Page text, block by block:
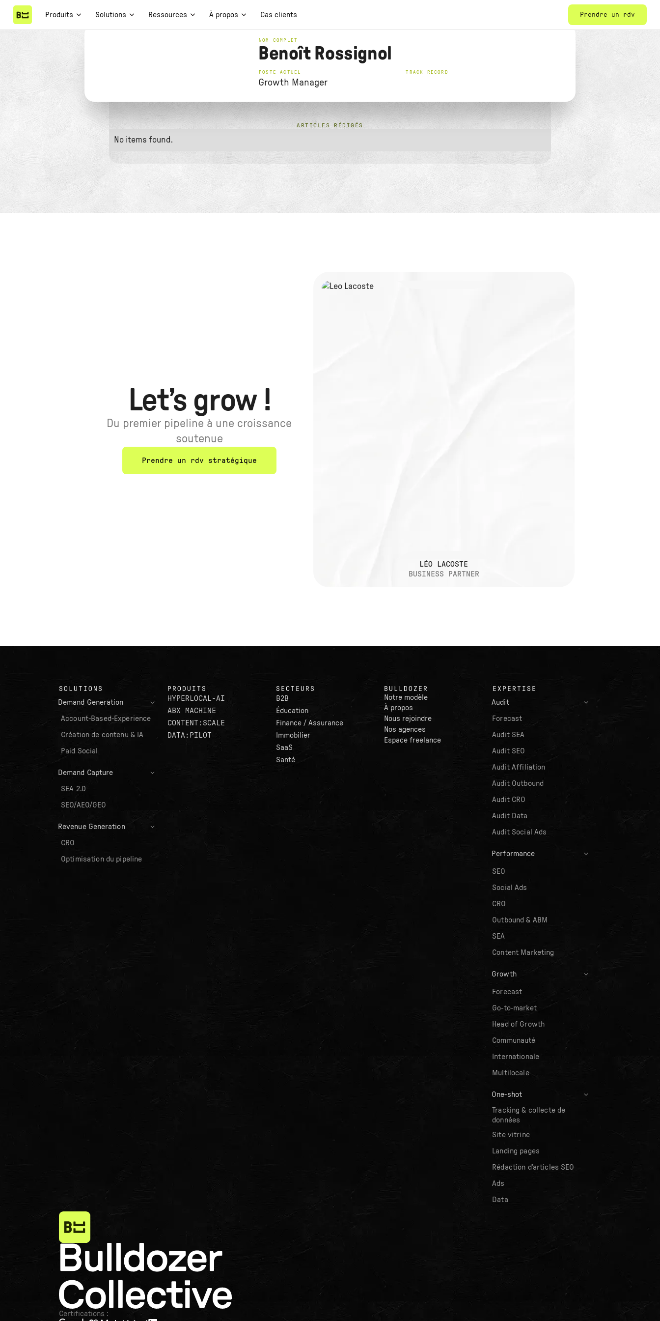
Produits Solutions Ressources À propos Cas clients Prendre un rdv
NOM COMPLET
Benoît Rossignol
POSTE ACTUEL
Growth Manager
TRACK RECORD
ARTICLES RÉDIGÉS
No items found.
Let’s grow !
Du premier pipeline à une croissance
soutenue
Prendre un rdv stratégique
LÉO LACOSTE
BUSINESS PARTNER
SOLUTIONS
Demand Generation
Account-Based-Experience
Création de contenu & IA
Paid Social
Demand Capture
SEA 2.0
SEO/AEO/GEO
Revenue Generation
CRO
Optimisation du pipeline
PRODUITS
HYPERLOCAL-AI
ABX MACHINE
CONTENT:SCALE
DATA:PILOT
SECTEURS
B2B
Éducation
Finance / Assurance
Immobilier
SaaS
Santé
BULLDOZER
Notre modèle
À propos
Nous rejoindre
Nos agences
Espace freelance
EXPERTISE
Audit
Forecast
Audit SEA
Audit SEO
Audit Affiliation
Audit Outbound
Audit CRO
Audit Data
Audit Social Ads
Performance
SEO
Social Ads
CRO
Outbound & ABM
SEA
Content Marketing
Growth
Forecast
Go-to-market
Head of Growth
Communauté
Internationale
Multilocale
One-shot
Tracking & collecte de
données
Site vitrine
Landing pages
Rédaction d’articles SEO
Ads
Data
Certifications :